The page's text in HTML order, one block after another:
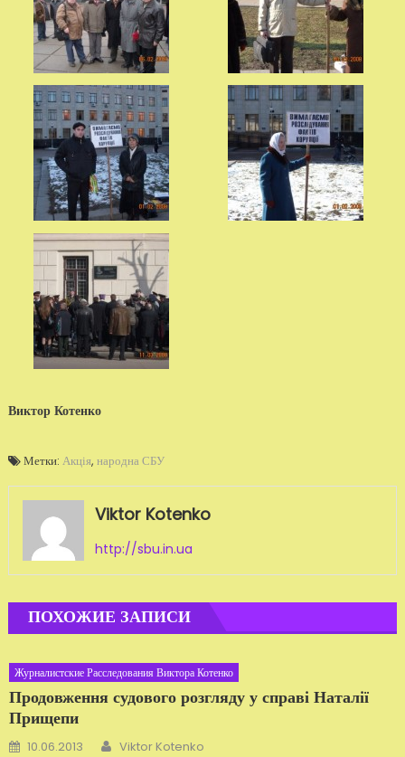
Виктор Котенко
Метки: Акція, народна СБУ
Viktor Kotenko
http://sbu.in.ua
ПОХОЖИЕ ЗАПИСИ
Журналистские Расследования Виктора Котенко
Продовження судового розгляду у справі Наталії
Прищепи
Добавлено
10.06.2013 Автор
Viktor Kotenko